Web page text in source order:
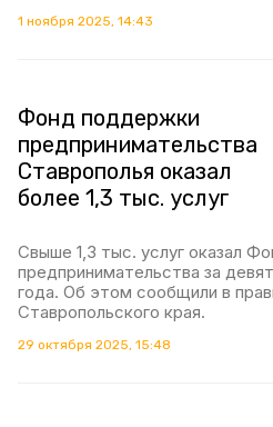
1 ноября 2025, 14:43
Фонд поддержки
предпринимательства
Ставрополья оказал
более 1,3 тыс. услуг
Свыше 1,3 тыс. услуг оказал
предпринимательства за
года. Об этом сообщили в
Ставропольского края.
29 октября 2025, 15:48